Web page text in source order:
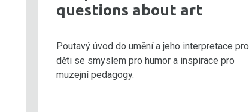
questions about art
Poutavý úvod do umění a jeho interpretace pro
děti se smyslem pro humor a inspirace pro
muzejní pedagogy.